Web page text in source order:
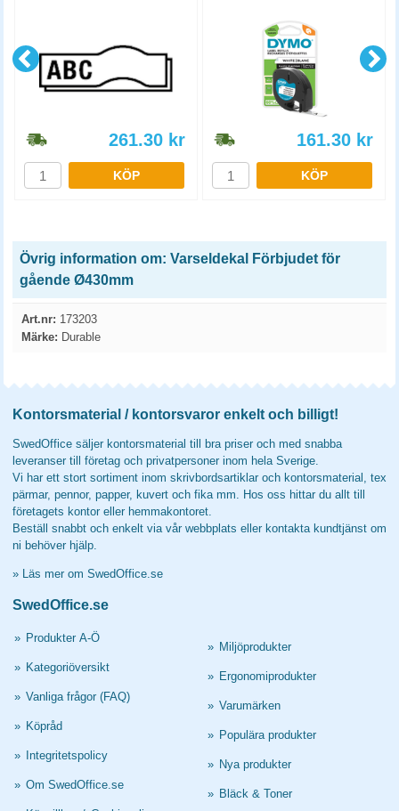
261.30 kr
KÖP
161.30 kr
KÖP
Övrig information om: Varseldekal Förbjudet för
gående Ø430mm
Art.nr: 173203
Märke: Durable
Kontorsmaterial / kontorsvaror enkelt och billigt!
SwedOffice säljer kontorsmaterial till bra priser och med snabba
leveranser till företag och privatpersoner inom hela Sverige.
Vi har ett stort sortiment inom skrivbordsartiklar och kontorsmaterial, tex
pärmar, pennor, papper, kuvert och fika mm. Hos oss hittar du allt till
företagets kontor eller hemmakontoret.
Beställ snabbt och enkelt via vår webbplats eller kontakta kundtjänst om
ni behöver hjälp.
» Läs mer om SwedOffice.se
SwedOffice.se
» Produkter A-Ö
» Kategoriöversikt
» Vanliga frågor (FAQ)
» Köpråd
» Integritetspolicy
» Om SwedOffice.se
» Miljöprodukter
» Ergonomiprodukter
» Varumärken
» Populära produkter
» Nya produkter
» Bläck & Toner